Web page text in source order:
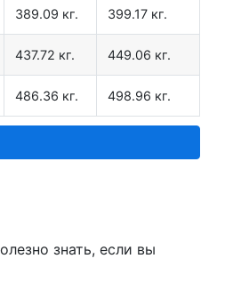
389.09 кг. 399.17 кг.
437.72 кг. 449.06 кг.
486.36 кг. 498.96 кг.
знать, если вы